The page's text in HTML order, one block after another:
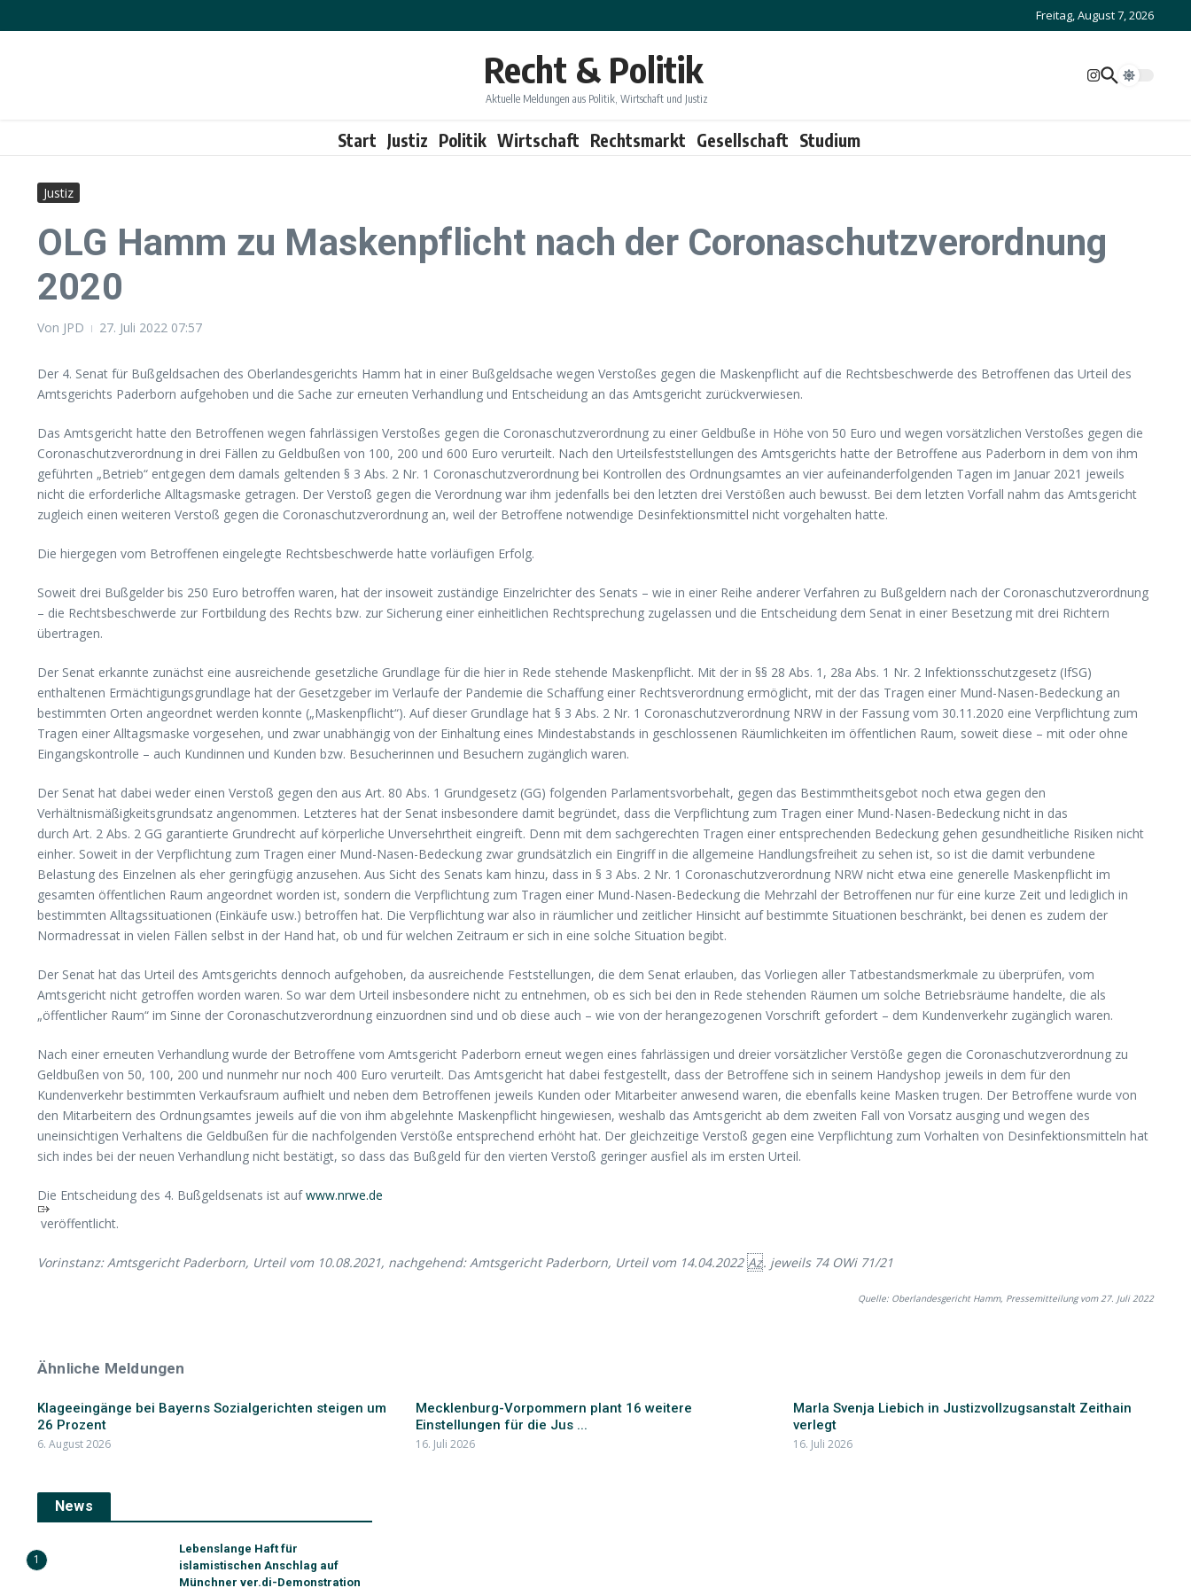
Freitag, August 7, 2026
Recht & Politik
Aktuelle Meldungen aus Politik, Wirtschaft und Justiz
Start Justiz Politik Wirtschaft Rechtsmarkt Gesellschaft Studium
Justiz
OLG Hamm zu Maskenpflicht nach der Coronaschutzverordnung
2020
Von JPD 27. Juli 2022 07:57
Der 4. Senat für Bußgeldsachen des Oberlandesgerichts Hamm hat in einer Bußgeldsache wegen Verstoßes gegen die Maskenpflicht auf die Rechtsbeschwerde des Betroffenen das Urteil des
Amtsgerichts Paderborn aufgehoben und die Sache zur erneuten Verhandlung und Entscheidung an das Amtsgericht zurückverwiesen.
Das Amtsgericht hatte den Betroffenen wegen fahrlässigen Verstoßes gegen die Coronaschutzverordnung zu einer Geldbuße in Höhe von 50 Euro und wegen vorsätzlichen Verstoßes gegen die
Coronaschutzverordnung in drei Fällen zu Geldbußen von 100, 200 und 600 Euro verurteilt. Nach den Urteilsfeststellungen des Amtsgerichts hatte der Betroffene aus Paderborn in dem von ihm
geführten „Betrieb“ entgegen dem damals geltenden § 3 Abs. 2 Nr. 1 Coronaschutzverordnung bei Kontrollen des Ordnungsamtes an vier aufeinanderfolgenden Tagen im Januar 2021 jeweils
nicht die erforderliche Alltagsmaske getragen. Der Verstoß gegen die Verordnung war ihm jedenfalls bei den letzten drei Verstößen auch bewusst. Bei dem letzten Vorfall nahm das Amtsgericht
zugleich einen weiteren Verstoß gegen die Coronaschutzverordnung an, weil der Betroffene notwendige Desinfektionsmittel nicht vorgehalten hatte.
Die hiergegen vom Betroffenen eingelegte Rechtsbeschwerde hatte vorläufigen Erfolg.
Soweit drei Bußgelder bis 250 Euro betroffen waren, hat der insoweit zuständige Einzelrichter des Senats – wie in einer Reihe anderer Verfahren zu Bußgeldern nach der Coronaschutzverordnung
– die Rechtsbeschwerde zur Fortbildung des Rechts bzw. zur Sicherung einer einheitlichen Rechtsprechung zugelassen und die Entscheidung dem Senat in einer Besetzung mit drei Richtern
übertragen.
Der Senat erkannte zunächst eine ausreichende gesetzliche Grundlage für die hier in Rede stehende Maskenpflicht. Mit der in §§ 28 Abs. 1, 28a Abs. 1 Nr. 2 Infektionsschutzgesetz (IfSG)
enthaltenen Ermächtigungsgrundlage hat der Gesetzgeber im Verlaufe der Pandemie die Schaffung einer Rechtsverordnung ermöglicht, mit der das Tragen einer Mund-Nasen-Bedeckung an
bestimmten Orten angeordnet werden konnte („Maskenpflicht“). Auf dieser Grundlage hat § 3 Abs. 2 Nr. 1 Coronaschutzverordnung NRW in der Fassung vom 30.11.2020 eine Verpflichtung zum
Tragen einer Alltagsmaske vorgesehen, und zwar unabhängig von der Einhaltung eines Mindestabstands in geschlossenen Räumlichkeiten im öffentlichen Raum, soweit diese – mit oder ohne
Eingangskontrolle – auch Kundinnen und Kunden bzw. Besucherinnen und Besuchern zugänglich waren.
Der Senat hat dabei weder einen Verstoß gegen den aus Art. 80 Abs. 1 Grundgesetz (GG) folgenden Parlamentsvorbehalt, gegen das Bestimmtheitsgebot noch etwa gegen den
Verhältnismäßigkeitsgrundsatz angenommen. Letzteres hat der Senat insbesondere damit begründet, dass die Verpflichtung zum Tragen einer Mund-Nasen-Bedeckung nicht in das
durch Art. 2 Abs. 2 GG garantierte Grundrecht auf körperliche Unversehrtheit eingreift. Denn mit dem sachgerechten Tragen einer entsprechenden Bedeckung gehen gesundheitliche Risiken nicht
einher. Soweit in der Verpflichtung zum Tragen einer Mund-Nasen-Bedeckung zwar grundsätzlich ein Eingriff in die allgemeine Handlungsfreiheit zu sehen ist, so ist die damit verbundene
Belastung des Einzelnen als eher geringfügig anzusehen. Aus Sicht des Senats kam hinzu, dass in § 3 Abs. 2 Nr. 1 Coronaschutzverordnung NRW nicht etwa eine generelle Maskenpflicht im
gesamten öffentlichen Raum angeordnet worden ist, sondern die Verpflichtung zum Tragen einer Mund-Nasen-Bedeckung die Mehrzahl der Betroffenen nur für eine kurze Zeit und lediglich in
bestimmten Alltagssituationen (Einkäufe usw.) betroffen hat. Die Verpflichtung war also in räumlicher und zeitlicher Hinsicht auf bestimmte Situationen beschränkt, bei denen es zudem der
Normadressat in vielen Fällen selbst in der Hand hat, ob und für welchen Zeitraum er sich in eine solche Situation begibt.
Der Senat hat das Urteil des Amtsgerichts dennoch aufgehoben, da ausreichende Feststellungen, die dem Senat erlauben, das Vorliegen aller Tatbestandsmerkmale zu überprüfen, vom
Amtsgericht nicht getroffen worden waren. So war dem Urteil insbesondere nicht zu entnehmen, ob es sich bei den in Rede stehenden Räumen um solche Betriebsräume handelte, die als
„öffentlicher Raum“ im Sinne der Coronaschutzverordnung einzuordnen sind und ob diese auch – wie von der herangezogenen Vorschrift gefordert – dem Kundenverkehr zugänglich waren.
Nach einer erneuten Verhandlung wurde der Betroffene vom Amtsgericht Paderborn erneut wegen eines fahrlässigen und dreier vorsätzlicher Verstöße gegen die Coronaschutzverordnung zu
Geldbußen von 50, 100, 200 und nunmehr nur noch 400 Euro verurteilt. Das Amtsgericht hat dabei festgestellt, dass der Betroffene sich in seinem Handyshop jeweils in dem für den
Kundenverkehr bestimmten Verkaufsraum aufhielt und neben dem Betroffenen jeweils Kunden oder Mitarbeiter anwesend waren, die ebenfalls keine Masken trugen. Der Betroffene wurde von
den Mitarbeitern des Ordnungsamtes jeweils auf die von ihm abgelehnte Maskenpflicht hingewiesen, weshalb das Amtsgericht ab dem zweiten Fall von Vorsatz ausging und wegen des
uneinsichtigen Verhaltens die Geldbußen für die nachfolgenden Verstöße entsprechend erhöht hat. Der gleichzeitige Verstoß gegen eine Verpflichtung zum Vorhalten von Desinfektionsmitteln hat
sich indes bei der neuen Verhandlung nicht bestätigt, so dass das Bußgeld für den vierten Verstoß geringer ausfiel als im ersten Urteil.
Die Entscheidung des 4. Bußgeldsenats ist aufwww.nrwe.de
veröffentlicht.
Vorinstanz: Amtsgericht Paderborn, Urteil vom 10.08.2021, nachgehend: Amtsgericht Paderborn, Urteil vom 14.04.2022 Az. jeweils 74 OWi 71/21
Quelle: Oberlandesgericht Hamm, Pressemitteilung vom 27. Juli 2022
Ähnliche Meldungen
Klageeingänge bei Bayerns Sozialgerichten steigen um
26 Prozent
6. August 2026
Mecklenburg-Vorpommern plant 16 weitere
Einstellungen für die Jus ...
16. Juli 2026
Marla Svenja Liebich in Justizvollzugsanstalt Zeithain
verlegt
16. Juli 2026
News
1
Lebenslange Haft für
islamistischen Anschlag auf
Münchner ver.di-Demonstration